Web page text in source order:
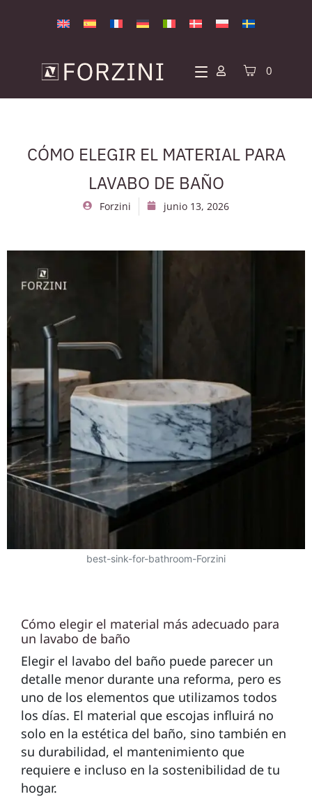
0
CÓMO ELEGIR EL MATERIAL PARA
LAVABO DE BAÑO
Forzini junio 13, 2026
best-sink-for-bathroom-Forzini
Cómo elegir el material más adecuado para
un lavabo de baño
Elegir el lavabo del baño puede parecer un
detalle menor durante una reforma, pero es
uno de los elementos que utilizamos todos
los días. El material que escojas influirá no
solo en la estética del baño, sino también en
su durabilidad, el mantenimiento que
requiere e incluso en la sostenibilidad de tu
hogar.